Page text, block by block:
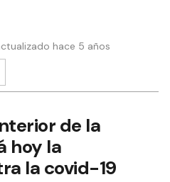
hace 5 años
de la
hoy la
la covid-19